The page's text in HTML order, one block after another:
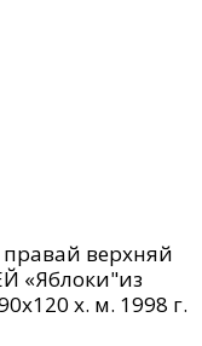
верхняй
«Яблоки"из
х. м. 1998 г.